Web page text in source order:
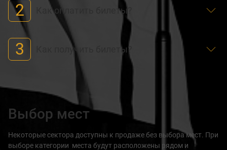
2 Как оплатить билеты?
3 Как получить билеты?
Выбор мест
Некоторые сектора доступны к продаже без выбора мест. При
выборе категории места будут расположены рядом и